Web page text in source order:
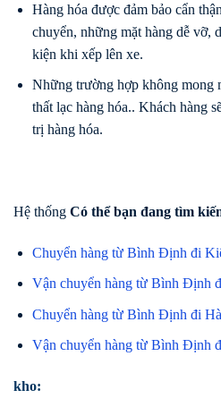
Hàng hóa được đảm bảo cẩn
chuyển, những mặt hàng dễ vỡ,
kiện khi xếp lên xe.
Những trường hợp không mong
thất lạc hàng hóa.. Khách hàng
trị hàng hóa.
Hệ thống Có thể bạn đang tìm
Chuyển hàng từ Bình Định đi
Vận chuyển hàng từ Bình Định
Chuyển hàng từ Bình Định đi
Vận chuyển hàng từ Bình Định
kho: